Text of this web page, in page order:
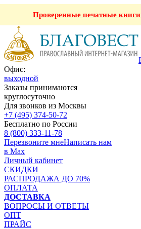
Проверенные печатные
Офис:
выходной
Заказы принимаются
круглосуточно
Для звонков из Москвы
+7 (495) 374-50-72
Бесплатно по России
8 (800) 333-11-78
Перезвоните мнеНаписать нам
в Max
Личный кабинет
СКИДКИ
РАСПРОДАЖА ДО 70%
ОПЛАТА
ДОСТАВКА
ВОПРОСЫ И ОТВЕТЫ
ОПТ
ПРАЙС